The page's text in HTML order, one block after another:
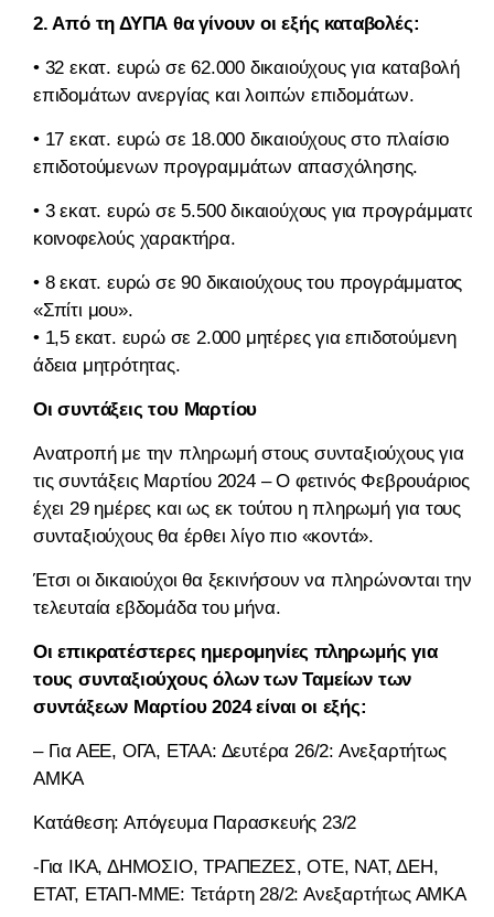
2. Από τη ΔΥΠΑ θα γίνουν οι εξής καταβολές:
• 32 εκατ. ευρώ σε 62.000 δικαιούχους για καταβολή
επιδομάτων ανεργίας και λοιπών επιδομάτων.
• 17 εκατ. ευρώ σε 18.000 δικαιούχους στο πλαίσιο
επιδοτούμενων προγραμμάτων απασχόλησης.
• 3 εκατ. ευρώ σε 5.500 δικαιούχους για προγράμματα
κοινοφελούς χαρακτήρα.
• 8 εκατ. ευρώ σε 90 δικαιούχους του προγράμματος
«Σπίτι μου».
• 1,5 εκατ. ευρώ σε 2.000 μητέρες για επιδοτούμενη
άδεια μητρότητας.
Οι συντάξεις του Μαρτίου
Ανατροπή με την πληρωμή στους συνταξιούχους για
τις συντάξεις Μαρτίου 2024 – Ο φετινός Φεβρουάριος
έχει 29 ημέρες και ως εκ τούτου η πληρωμή για τους
συνταξιούχους θα έρθει λίγο πιο «κοντά».
Έτσι οι δικαιούχοι θα ξεκινήσουν να πληρώνονται την
τελευταία εβδομάδα του μήνα.
Οι επικρατέστερες ημερομηνίες πληρωμής για
τους συνταξιούχους όλων των Ταμείων των
συντάξεων Μαρτίου 2024 είναι οι εξής:
– Για ΑΕΕ, ΟΓΑ, ΕΤΑΑ: Δευτέρα 26/2: Ανεξαρτήτως
ΑΜΚΑ
Κατάθεση: Απόγευμα Παρασκευής 23/2
-Για ΙΚΑ, ΔΗΜΟΣΙΟ, ΤΡΑΠΕΖΕΣ, ΟΤΕ, ΝΑΤ, ΔΕΗ,
ΕΤΑΤ, ΕΤΑΠ-ΜΜΕ: Τετάρτη 28/2: Ανεξαρτήτως ΑΜΚΑ